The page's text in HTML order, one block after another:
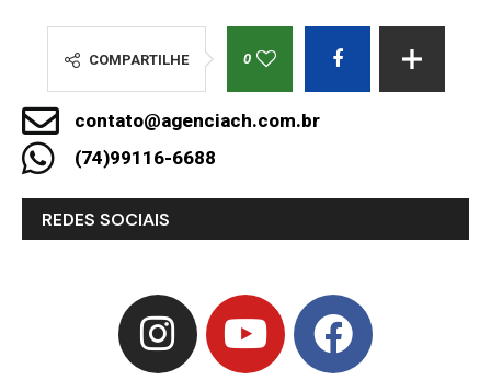
COMPARTILHE 0
contato@agenciach.com.br
(74)99116-6688
REDES SOCIAIS